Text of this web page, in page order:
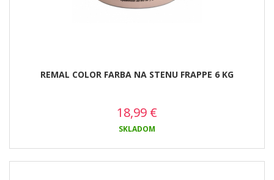
REMAL COLOR FARBA NA STENU FRAPPE 6 KG
18,99 €
SKLADOM